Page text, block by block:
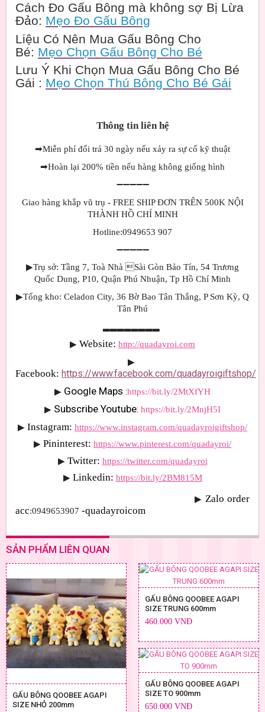
Cách Đo Gấu Bông mà không sợ Bị Lừa
Đảo: Mẹo Đo Gấu Bông
Liệu Có Nên Mua Gấu Bông Cho
Bé: Mẹo Chọn Gấu Bông Cho Bé
Lưu Ý Khi Chọn Mua Gấu Bông Cho Bé
Gái : Mẹo Chọn Thú Bông Cho Bé Gái
Thông tin liên hệ
➡Miễn phí đổi trả 30 ngày nếu xảy ra sự cố kỹ thuật
➡Hoàn lại 200% tiền nếu hàng không giống hình
➖➖➖➖➖
Giao hàng khắp vũ trụ - FREE SHIP ĐƠN TRÊN 500K NỘI
THÀNH HỒ CHÍ MINH
Hotline:0949653 907
➖➖➖➖➖
▶Trụ sở: Tầng 7, Toà Nhà Sài Gòn Bảo Tín, 54 Trương
Quốc Dung, P10, Quận Phú Nhuận, Tp Hồ Chí Minh
▶Tổng kho: Celadon City, 36 Bờ Bao Tân Thắng, P Sơn Kỳ, Q
Tân Phú
▶ Website: http://quadayroi.com
▶
Facebook: https://www.facebook.com/quadayroigiftshop/
▶ Google Maps :https://bit.ly/2MtXfYH
▶ Subscribe Youtube: https://bit.ly/2MnjH5I
▶ Instagram: https://www.instagram.com/quadayroigiftshop/
▶ Pininterest: https://www.pinterest.com/quadayroi/
▶ Twitter: https://twitter.com/quadayroi
▶ Linkedin: https://bit.ly/2BM815M
▶ Zalo order
acc:0949653907 -quadayroicom
SẢN PHẨM LIÊN QUAN
GẤU BÔNG QOOBEE AGAPI
SIZE NHỎ 200mm
GẤU BÔNG QOOBEE AGAPI
SIZE TRUNG 600mm
460.000 VNĐ
GẤU BÔNG QOOBEE AGAPI
SIZE TO 900mm
650.000 VNĐ